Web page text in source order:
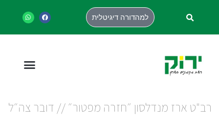
למהדורה דיגיטלית
רב"ט ארז מנדלסון ״חזרה מפטור״ // דובר צה״ל